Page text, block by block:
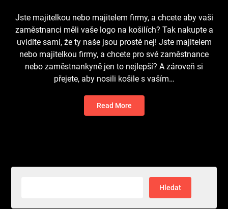
Jste majitelkou nebo majitelem firmy, a chcete aby vaši
zaměstnanci měli vaše logo na košilích? Tak nakupte a
uvidíte sami, že ty naše jsou prostě nej! Jste majitelem
nebo majitelkou firmy, a chcete pro své zaměstnance
nebo zaměstnankyně jen to nejlepší? A zároveň si
přejete, aby nosili košile s vaším…
Read More